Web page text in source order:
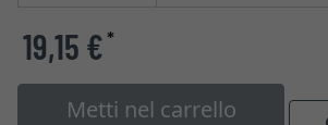
19,15 €*
Metti nel carrello